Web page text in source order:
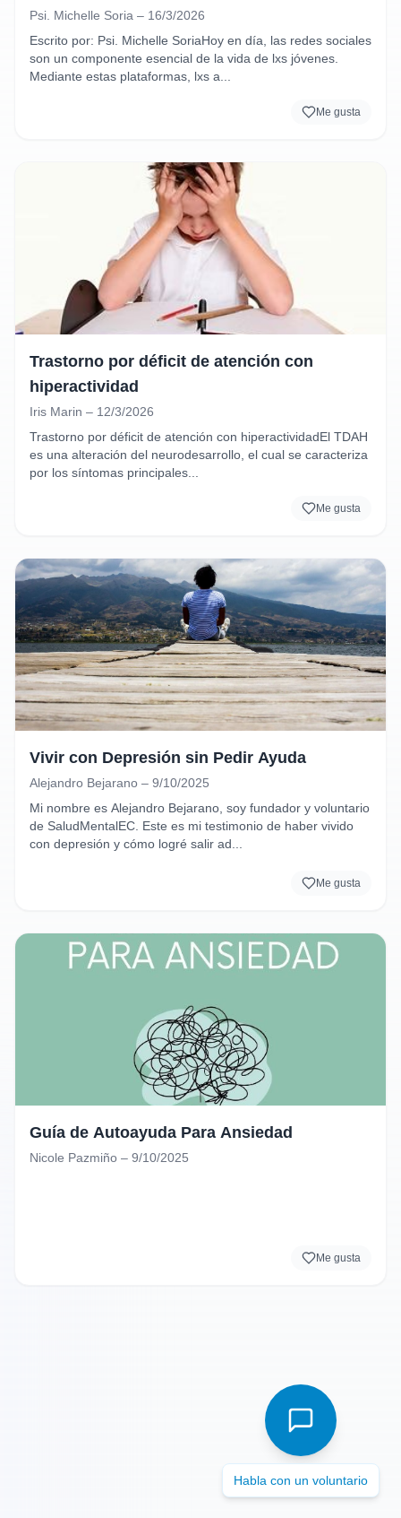
Psi. Michelle Soria – 16/3/2026
Escrito por: Psi. Michelle SoriaHoy en día, las redes sociales
son un componente esencial de la vida de lxs jóvenes.
Mediante estas plataformas, lxs a...
Me gusta
Trastorno por déficit de atención con
hiperactividad
Iris Marin – 12/3/2026
Trastorno por déficit de atención con hiperactividadEl TDAH
es una alteración del neurodesarrollo, el cual se caracteriza
por los síntomas principales...
Me gusta
Vivir con Depresión sin Pedir Ayuda
Alejandro Bejarano – 9/10/2025
Mi nombre es Alejandro Bejarano, soy fundador y voluntario
de SaludMentalEC. Este es mi testimonio de haber vivido
con depresión y cómo logré salir ad...
Me gusta
Guía de Autoayuda Para Ansiedad
Nicole Pazmiño – 9/10/2025
Me gusta
Habla con un voluntario